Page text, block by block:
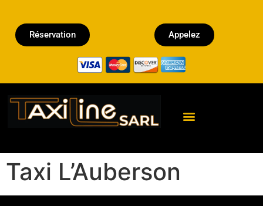
Réservation Appelez
Taxi L’Auberson